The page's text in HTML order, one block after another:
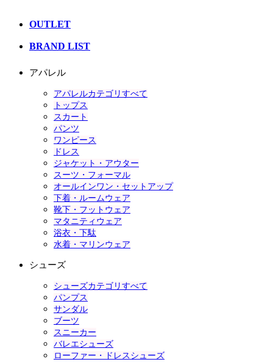
OUTLET
BRAND LIST
アパレル
アパレルカテゴリすべて
トップス
スカート
パンツ
ワンピース
ドレス
ジャケット・アウター
スーツ・フォーマル
オールインワン・セットアップ
下着・ルームウェア
靴下・フットウェア
マタニティウェア
浴衣・下駄
水着・マリンウェア
シューズ
シューズカテゴリすべて
パンプス
サンダル
ブーツ
スニーカー
バレエシューズ
ローファー・ドレスシューズ